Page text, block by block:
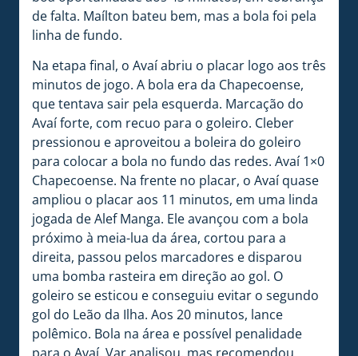
de falta. Maílton bateu bem, mas a bola foi pela
linha de fundo.
Na etapa final, o Avaí abriu o placar logo aos três
minutos de jogo. A bola era da Chapecoense,
que tentava sair pela esquerda. Marcação do
Avaí forte, com recuo para o goleiro. Cleber
pressionou e aproveitou a boleira do goleiro
para colocar a bola no fundo das redes. Avaí 1×0
Chapecoense. Na frente no placar, o Avaí quase
ampliou o placar aos 11 minutos, em uma linda
jogada de Alef Manga. Ele avançou com a bola
próximo à meia-lua da área, cortou para a
direita, passou pelos marcadores e disparou
uma bomba rasteira em direção ao gol. O
goleiro se esticou e conseguiu evitar o segundo
gol do Leão da Ilha. Aos 20 minutos, lance
polêmico. Bola na área e possível penalidade